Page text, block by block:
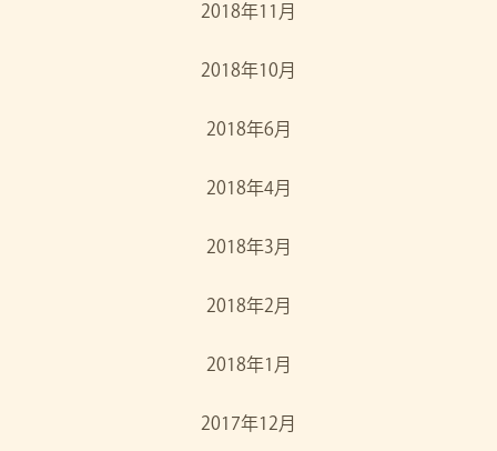
2018年11月
2018年10月
2018年6月
2018年4月
2018年3月
2018年2月
2018年1月
2017年12月